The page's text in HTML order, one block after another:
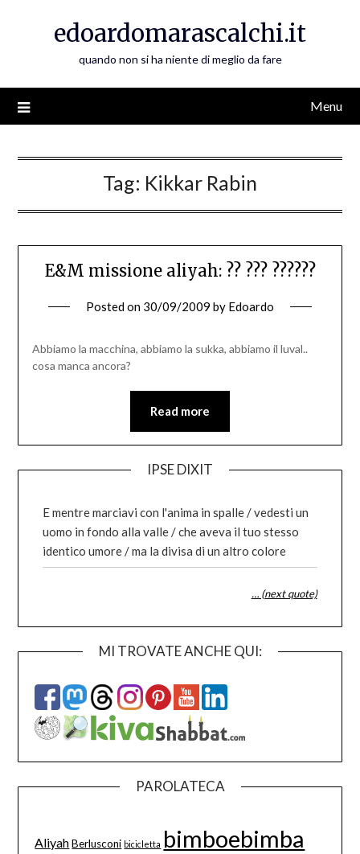
edoardomarascalchi.it
quando non si ha niente di meglio da fare
Menu
Tag: Kikkar Rabin
E&M missione aliyah: ?? ??? ??????
Posted on 30/09/2009 by Edoardo
Abbiamo la macchina, abbiamo la sukka, abbiamo il luval..
cosa manca ancora?
Read more
IPSE DIXIT
E mentre marciavi con l'anima in spalle / vedesti un
uomo in fondo alla valle / che aveva il tuo stesso
identico umore / ma la divisa di un altro colore
… (next quote)
MI TROVATE ANCHE QUI:
PAROLATECA
Aliyah Berlusconi bicicletta bimboebimba